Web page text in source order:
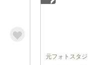
元フォトスタ